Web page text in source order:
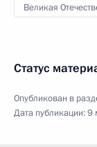
Великая
Статус
Опубликован в
Дата публикации:9